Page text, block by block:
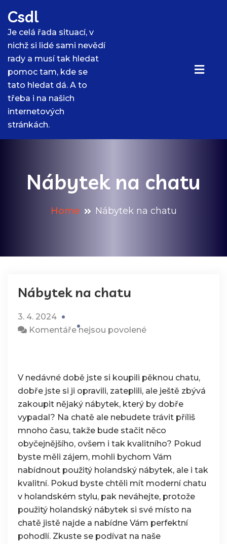
to
content
Csdl
Je celá řada situací, v
nichž si lidé sami nevědí
rady a musí tak hledat
pomoc tam, kde se
tato hledat dá. A to
třeba i na našich
internetových
stránkách.
Nábytek na chatu
Home Nábytek na chatu
Nábytek na chatu
3. 4. 2024
Komentáře nejsou povolenéu
Nábytek
na
chatu
V nedávné době jste si koupili pěknou chatu,
dobře jste si ji opravili, zateplili, ale ještě zbývá
zakoupit nějaký nábytek, který by dobře
vypadal? Na chatě ale nebudete trávit příliš
mnoho času, takže bude stačit něco
obyčejnějšího, ovšem i tak kvalitního? Pokud
byste měli zájem, mohli bychom Vám
nabídnout použitý holandský nábytek, ale i tak
kvalitní. Pokud byste chtěli mít moderní chatu
v holandském stylu, pak neváhejte, protože
použitý holandský nábytek si své místo na
chatě jistě najde a nabídne Vám perfektní
pohodlí. Zkuste se podívat na naše